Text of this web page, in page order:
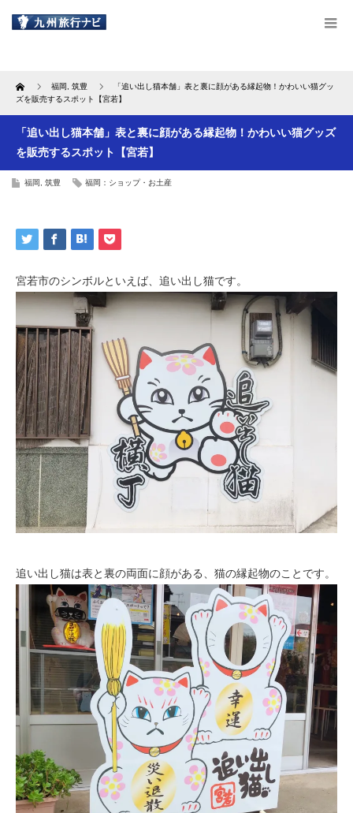
Home 福岡 筑豊
「追い出し猫本舗」表と裏に顔がある縁起物！かわいい猫グッ
ズを販売するスポット【宮若】
「追い出し猫本舗」表と裏に顔がある縁起物！かわいい猫グッズ
を販売するスポット【宮若】
福岡 筑豊 福岡：ショップ・お土産
宮若市のシンボルといえば、追い出し猫です。
追い出し猫は表と裏の両面に顔がある、猫の縁起物のことです。